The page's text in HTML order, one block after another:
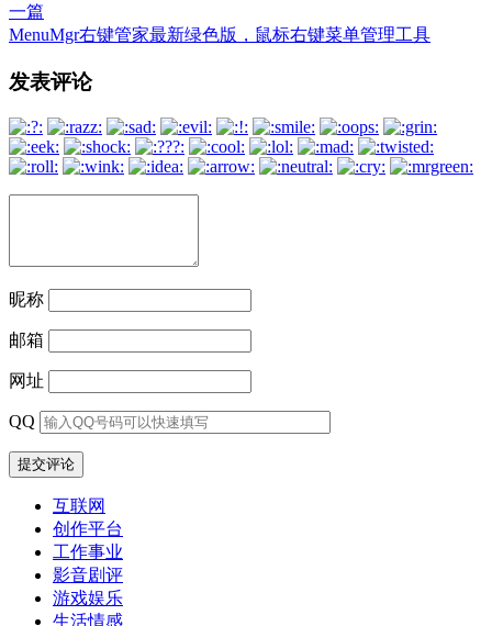
一篇
MenuMgr右键管家最新绿色版，鼠标右键菜单管理工具
文
章
导
航
发表评论
昵称
邮箱
网址
QQ
互联网
创作平台
工作事业
影音剧评
游戏娱乐
生活情感